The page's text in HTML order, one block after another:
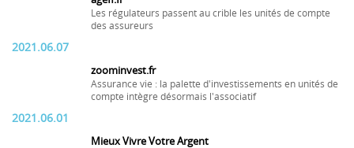
Les régulateurs passent au crible les unités de compte
des assureurs
2021.06.07
zoominvest.fr
Assurance vie : la palette d'investissements en unités de
compte intègre désormais l'associatif
2021.06.01
Mieux Vivre Votre Argent